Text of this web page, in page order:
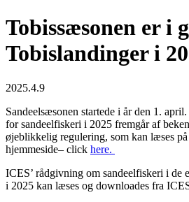
Tobissæsonen er i
Tobislandinger i
2025.4.9
Sandeelsæsonen startede i år den 1.
for sandeelfiskeri i 2025 fremgår af
øjeblikkelig regulering, som kan læses
hjemmeside– click here.
ICES’ rådgivning om sandeelfiskeri i de
i 2025 kan læses og downloades fra